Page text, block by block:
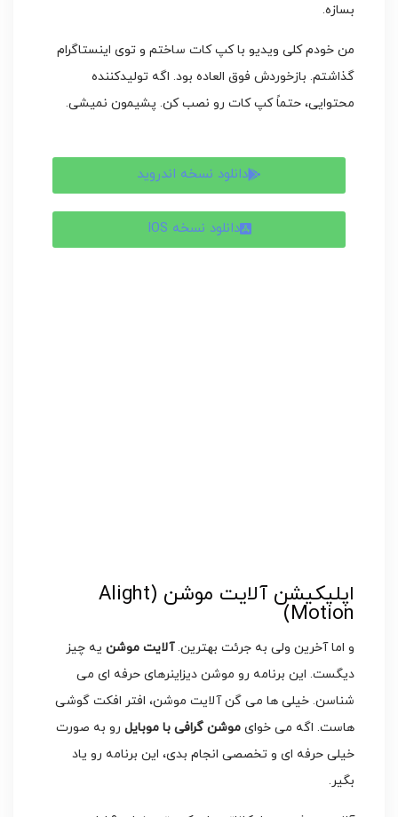
بسازه.
من خودم کلی ویدیو با کپ کات ساختم و توی اینستاگرام
گذاشتم. بازخوردش فوق العاده بود. اگه تولیدکننده
محتوایی، حتماً کپ کات رو نصب کن. پشیمون نمیشی.
دانلود نسخه اندروید
دانلود نسخه IOS
اپلیکیشن آلایت موشن (Alight
Motion)
و اما آخرین ولی به جرئت بهترین.آلایت موشن یه چیز
دیگست. این برنامه رو موشن دیزاینرهای حرفه ای می
شناسن. خیلی ها می گن آلایت موشن، افتر افکت گوشی
هاست. اگه می خوای موشن گرافی با موبایل رو به صورت
خیلی حرفه ای و تخصصی انجام بدی، این برنامه رو یاد
بگیر.